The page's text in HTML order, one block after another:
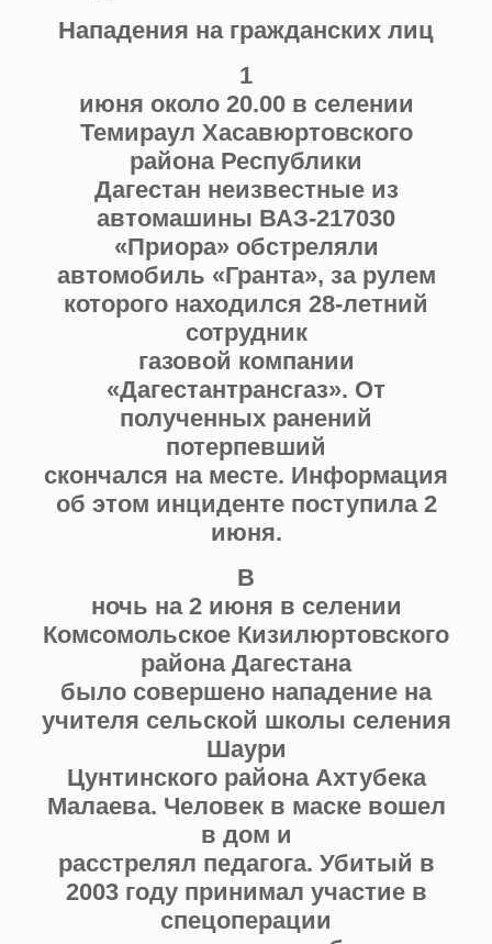
Нападения на гражданских лиц
1
июня около 20.00 в селении
Темираул Хасавюртовского
района Республики
Дагестан неизвестные из
автомашины ВАЗ-217030
«Приора» обстреляли
автомобиль «Гранта», за рулем
которого находился 28-летний
сотрудник
газовой компании
«Дагестантрансгаз». От
полученных ранений
потерпевший
скончался на месте. Информация
об этом инциденте поступила 2
июня.
В
ночь на 2 июня в селении
Комсомольское Кизилюртовского
района Дагестана
было совершено нападение на
учителя сельской школы селения
Шаури
Цунтинского района Ахтубека
Малаева. Человек в маске вошел
в дом и
расстрелял педагога. Убитый в
2003 году принимал участие в
спецоперации